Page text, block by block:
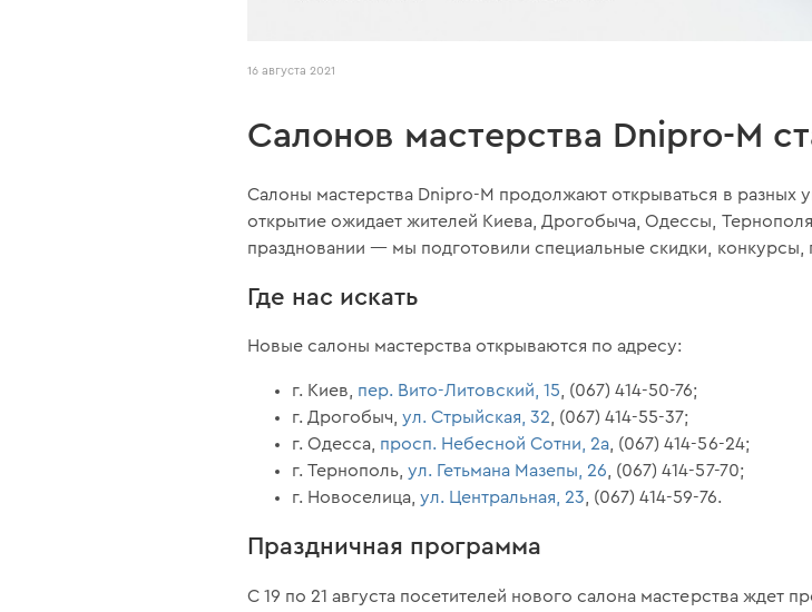
16 августа 2021
Салонов мастерства Dnipro-M
Салоны мастерства Dnipro-M продолжают открываться в разных
открытие ожидает жителей Киева, Дрогобыча, Одессы,
праздновании — мы подготовили специальные скидки, конкурсы,
Где нас искать
Новые салоны мастерства открываются по адресу:
г. Киев, пер. Вито-Литовский, 15 , (067) 414-50-76;
г. Дрогобыч,ул. Стрыйская, 32 , (067) 414-55-37;
г. Одесса, просп. Небесной Сотни, 2а , (067) 414-56-24;
г. Тернополь,ул. Гетьмана Мазепы, 26 , (067) 414-57-70;
г. Новоселица,ул. Центральная, 23 , (067) 414-59-76.
Праздничная программа
С 19 по 21 августа посетителей нового салона мастерства ждет